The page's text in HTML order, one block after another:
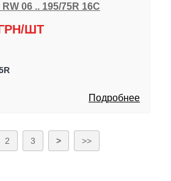
06 .. 195/75R 16C
ШТ
Подробнее
2 3 > >>